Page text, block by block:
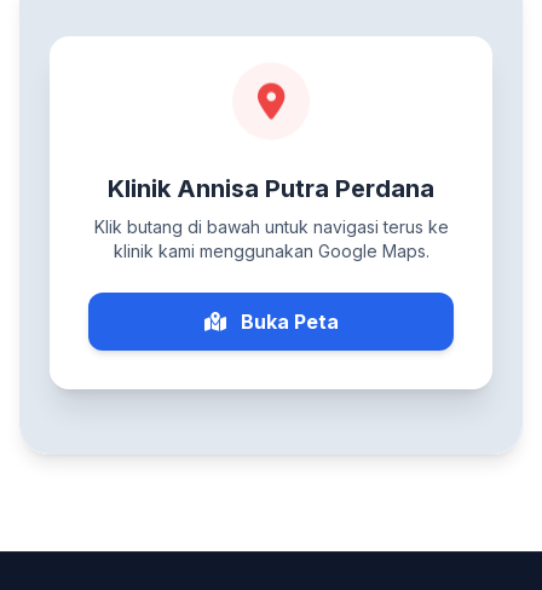
Klinik Annisa Putra Perdana
Klik butang di bawah untuk navigasi terus ke
klinik kami menggunakan Google Maps.
Buka Peta